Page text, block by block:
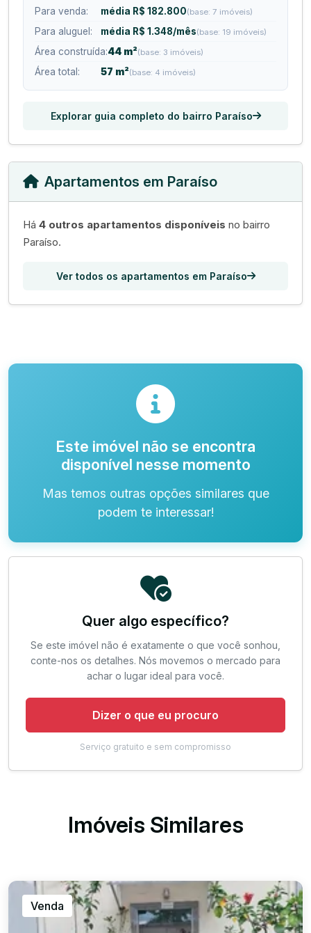
Para venda: média R$ 182.800(base: 7 imóveis)
Para aluguel: média R$ 1.348/mês(base: 19 imóveis)
Área construída:44 m²(base: 3 imóveis)
Área total: 57 m²(base: 4 imóveis)
Explorar guia completo do bairro Paraíso
Apartamentos em Paraíso
Há 4 outros apartamentos disponíveis no bairro
Paraíso.
Ver todos os apartamentos em Paraíso
Este imóvel não se encontra
disponível nesse momento
Mas temos outras opções similares que
podem te interessar!
Quer algo específico?
Se este imóvel não é exatamente o que você sonhou,
conte-nos os detalhes. Nós movemos o mercado para
achar o lugar ideal para você.
Dizer o que eu procuro
Serviço gratuito e sem compromisso
Imóveis Similares
Venda